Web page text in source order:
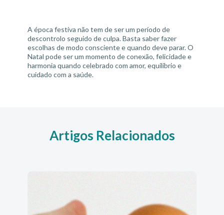
A época festiva não tem de ser um período de
descontrolo seguido de culpa. Basta saber fazer
escolhas de modo consciente e quando deve parar. O
Natal pode ser um momento de conexão, felicidade e
harmonia quando celebrado com amor, equilíbrio e
cuidado com a saúde.
Artigos Relacionados